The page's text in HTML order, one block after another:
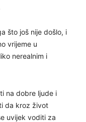
što još nije došlo, i
vrijeme u
nerealnim i
na dobre ljude i
da kroz život
uvijek voditi za